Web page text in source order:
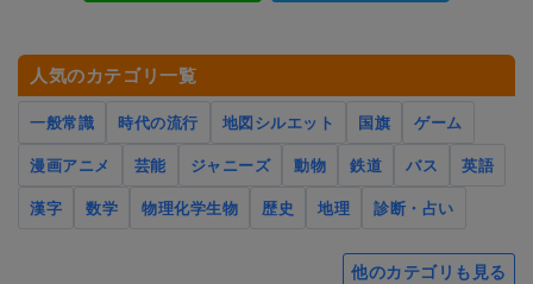
人気のカテゴリ一覧
一般常識 時代の流行 地図シルエット 国旗
ゲーム
漫画アニメ
芸能 ジャニーズ 動物 鉄道 バス
英語
漢字
数学 物理化学生物 歴史 地理 診断・占い
他のカテゴリも見る